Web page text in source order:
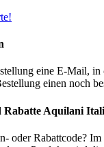
eine E-Mail,
einen noch
Rabatte Aquilani
oder Rabattcode?